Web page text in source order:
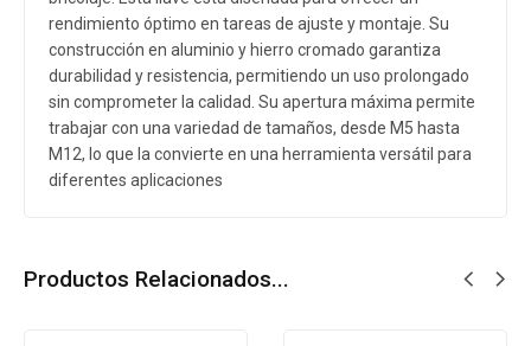
rendimiento óptimo en tareas de ajuste y montaje. Su
construcción en aluminio y hierro cromado garantiza
durabilidad y resistencia, permitiendo un uso prolongado
sin comprometer la calidad. Su apertura máxima permite
trabajar con una variedad de tamaños, desde M5 hasta
M12, lo que la convierte en una herramienta versátil para
diferentes aplicaciones
Productos Relacionados...